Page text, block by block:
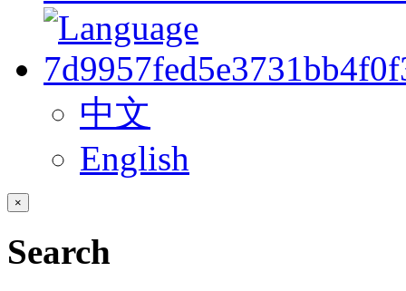
中文
English
×
Search